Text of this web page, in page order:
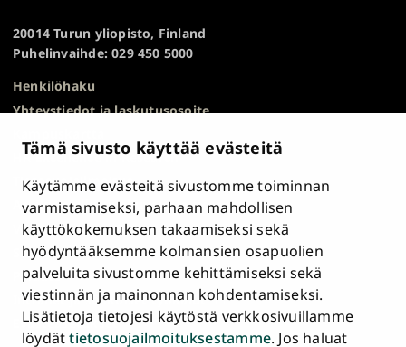
Tämä sivusto käyttää evästeitä
Käytämme evästeitä sivustomme toiminnan
varmistamiseksi, parhaan mahdollisen
käyttökokemuksen takaamiseksi sekä
hyödyntääksemme kolmansien osapuolien
palveluita sivustomme kehittämiseksi sekä
viestinnän ja mainonnan kohdentamiseksi.
Lisätietoja tietojesi käytöstä verkkosivuillamme
löydättietosuojailmoituksestamme. Jos haluat
20014 Turun yliopisto, Finland
Puhelinvaihde: 029 450 5000
Henkilöhaku
Yhteystiedot ja laskutusosoite
HR Excellence in Research
Tietosuojailmoitus
Asiakirjajulkisuuskuvaus ja tietopyynnöt
Väärinkäytösepäilyt
Saavutettavuusseloste
Palaute
Intranet ja sähköiset työkalut
Evästeasetukset